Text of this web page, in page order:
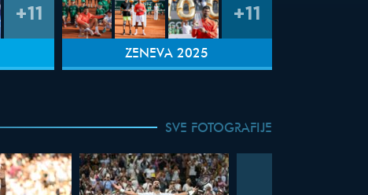
+11 +11
ŽENEVA 2025
SVE FOTOGRAFIJE